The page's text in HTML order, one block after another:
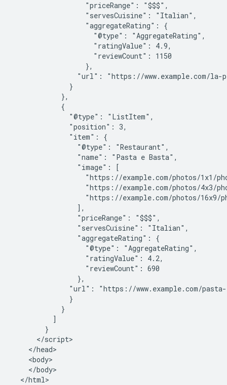
                  "priceRange": "$$$",
                  "servesCuisine": "Italian",
                  "aggregateRating": {
                    "@type": "AggregateRating",
                    "ratingValue": 4.9,
                    "reviewCount": 1150
                  },
"url": "https://www.example.com/la-
              }
            },
            {
              "@type": "ListItem",
              "position": 3,
              "item": {
                "@type": "Restaurant",
                "name": "Pasta e Basta",
                "image": [
"https://example.com/photos/1x1/
"https://example.com/photos/4x3/
"https://example.com/photos/16x9/
                ],
                "priceRange": "$$$",
                "servesCuisine": "Italian",
                "aggregateRating": {
                  "@type": "AggregateRating",
                  "ratingValue": 4.2,
                  "reviewCount": 690
                },
"url": "https://www.example.com/
              }
            }
          ]
        }
      </script>
    </head>
    <body>
    </body>
  </html>